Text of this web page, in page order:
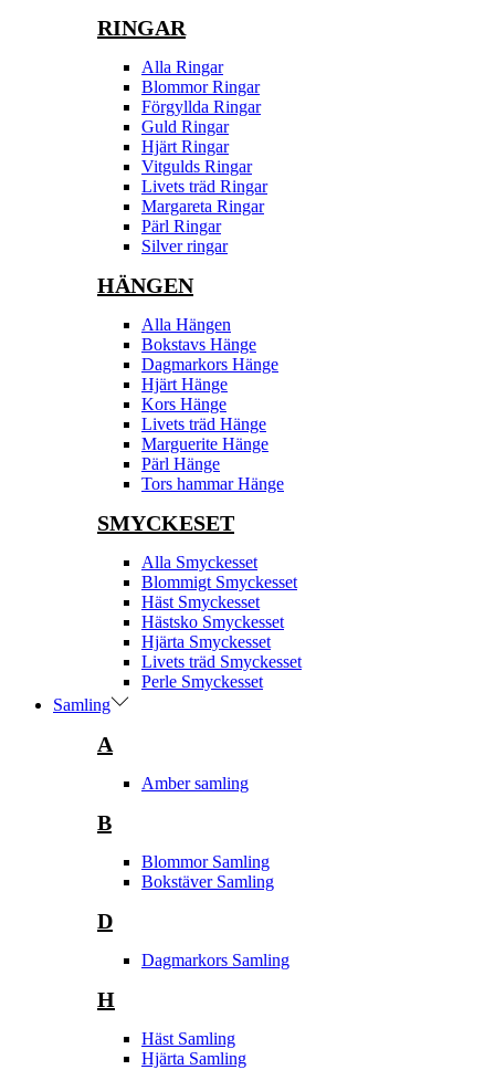
RINGAR
Alla Ringar
Blommor Ringar
Förgyllda Ringar
Guld Ringar
Hjärt Ringar
Vitgulds Ringar
Livets träd Ringar
Margareta Ringar
Pärl Ringar
Silver ringar
HÄNGEN
Alla Hängen
Bokstavs Hänge
Dagmarkors Hänge
Hjärt Hänge
Kors Hänge
Livets träd Hänge
Marguerite Hänge
Pärl Hänge
Tors hammar Hänge
SMYCKESET
Alla Smyckesset
Blommigt Smyckesset
Häst Smyckesset
Hästsko Smyckesset
Hjärta Smyckesset
Livets träd Smyckesset
Perle Smyckesset
Samling
A
Amber samling
B
Blommor Samling
Bokstäver Samling
D
Dagmarkors Samling
H
Häst Samling
Hjärta Samling